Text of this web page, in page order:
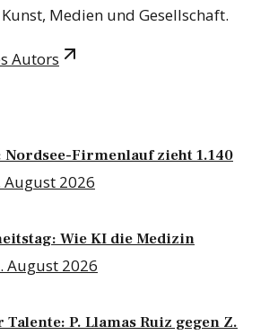
Medien und Gesellschaft.
Autors
Nordsee-Firmenlauf zieht 1.140
August 2026
Wie KI die Medizin
August 2026
P. Llamas Ruiz gegen Z.